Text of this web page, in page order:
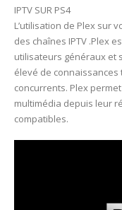
IPTV SUR PS4
L’utilisation de Plex sur
des chaînes IPTV .Plex
utilisateurs généraux et
élevé de
concurrents. Plex
multimédia depuis leur
compatibles.